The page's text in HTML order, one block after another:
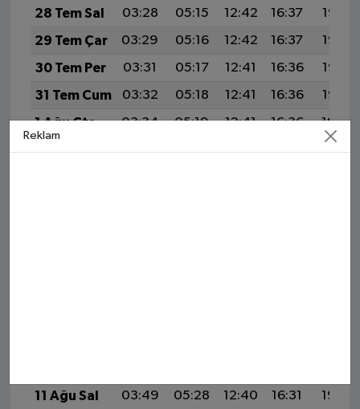
28 Tem Sal
03:28 05:15 12:42 16:37
19:58
29 Tem Çar
03:29 05:16 12:42 16:37
19:57
30 Tem Per
03:31 05:17 12:41 16:36
19:56
31 Tem Cum
03:32 05:18 12:41 16:36
19:55
1 Ağu Cts
03:34 05:19 12:41 16:36
19:54
2 Ağu Paz
03:35 05:20 12:41 16:35
19:53
11 Ağu Sal
03:49 05:28 12:40 16:31
19:42
Reklam